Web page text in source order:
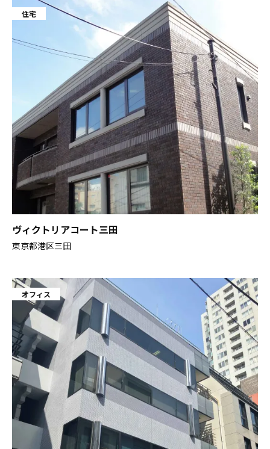
住宅
ヴィクトリアコート三田
東京都港区三田
オフィス